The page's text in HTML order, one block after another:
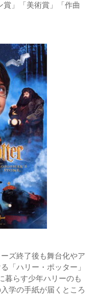
」「美術賞」「作曲
ズ終了後も舞台化やア
「ハリー・ポッター」
暮らす少年ハリーのも
学の手紙が届くところ